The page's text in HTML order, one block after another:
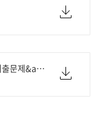
2020년09월05일_38회_SQLD기출문제&amp;정답.txt